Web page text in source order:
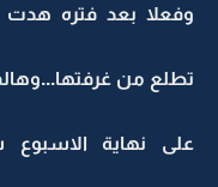
وفعلا بعد فتره
تطلع من
على نهاية